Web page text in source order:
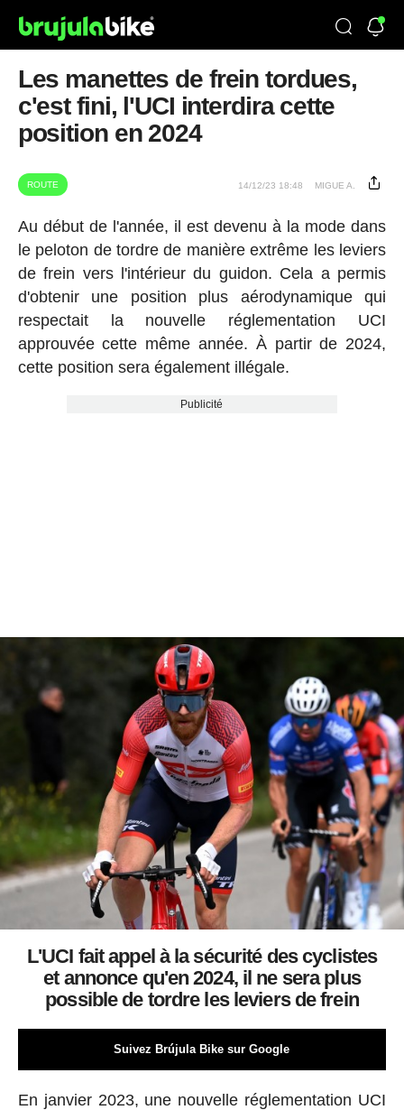
Les manettes de frein tordues,
c'est fini, l'UCI interdira cette
position en 2024
ROUTE 14/12/23 18:48 MIGUE A.
Au début de l'année, il est devenu à la mode dans
le peloton de tordre de manière extrême les leviers
de frein vers l'intérieur du guidon. Cela a permis
d'obtenir une position plus aérodynamique qui
respectait la nouvelle réglementation UCI
approuvée cette même année. À partir de 2024,
cette position sera également illégale.
Publicité
L'UCI fait appel à la sécurité des cyclistes
et annonce qu'en 2024, il ne sera plus
possible de tordre les leviers de frein
Suivez Brújula Bike sur Google
En janvier 2023, une nouvelle réglementation UCI